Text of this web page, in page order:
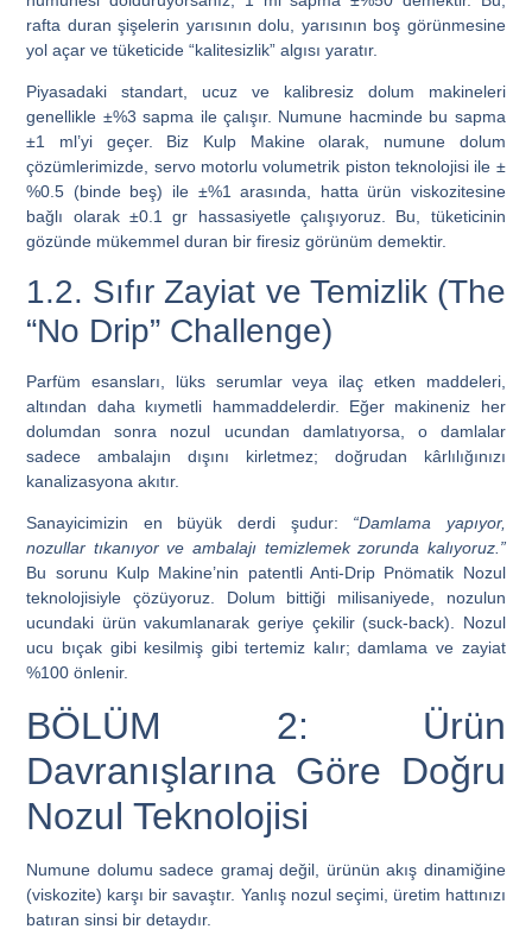
rafta duran şişelerin yarısının dolu, yarısının boş görünmesine
yol açar ve tüketicide “kalitesizlik” algısı yaratır.
Piyasadaki standart, ucuz ve kalibresiz dolum makineleri
genellikle ±%3 sapma ile çalışır. Numune hacminde bu sapma
±1 ml’yi geçer. Biz Kulp Makine olarak, numune dolum
çözümlerimizde, servo motorlu volumetrik piston teknolojisi ile ±
%0.5 (binde beş) ile ±%1 arasında, hatta ürün viskozitesine
bağlı olarak ±0.1 gr hassasiyetle çalışıyoruz. Bu, tüketicinin
gözünde mükemmel duran bir firesiz görünüm demektir.
1.2. Sıfır Zayiat ve Temizlik (The
“No Drip” Challenge)
Parfüm esansları, lüks serumlar veya ilaç etken maddeleri,
altından daha kıymetli hammaddelerdir. Eğer makineniz her
dolumdan sonra nozul ucundan damlatıyorsa, o damlalar
sadece ambalajın dışını kirletmez; doğrudan kârlılığınızı
kanalizasyona akıtır.
Sanayicimizin en büyük derdi şudur: “Damlama yapıyor,
nozullar tıkanıyor ve ambalajı temizlemek zorunda kalıyoruz.”
Bu sorunu Kulp Makine’nin patentli Anti-Drip Pnömatik Nozul
teknolojisiyle çözüyoruz. Dolum bittiği milisaniyede, nozulun
ucundaki ürün vakumlanarak geriye çekilir (suck-back). Nozul
ucu bıçak gibi kesilmiş gibi tertemiz kalır; damlama ve zayiat
%100 önlenir.
BÖLÜM 2: Ürün
Davranışlarına Göre Doğru
Nozul Teknolojisi
Numune dolumu sadece gramaj değil, ürünün akış dinamiğine
(viskozite) karşı bir savaştır. Yanlış nozul seçimi, üretim hattınızı
batıran sinsi bir detaydır.